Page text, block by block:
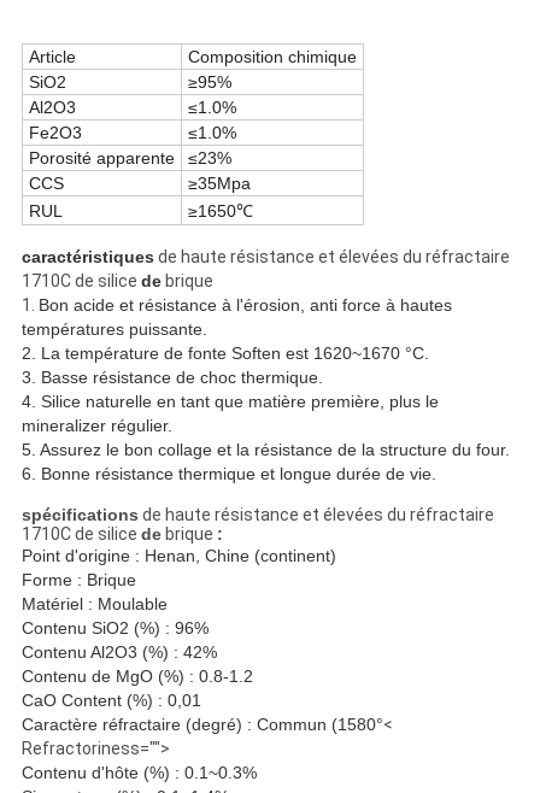
Article
Composition chimique
SiO2
≥95%
Al2O3
≤1.0%
Fe2O3
≤1.0%
Porosité apparente
≤23%
CCS
≥35Mpa
RUL
≥1650℃
caractéristiques de haute résistance et élevées du réfractaire
1710C de silice debrique
1. Bon acide et résistance à l'érosion, anti force à hautes
températures puissante.
2. La température de fonte Soften est 1620~1670 °C.
3. Basse résistance de choc thermique.
4. Silice naturelle en tant que matière première, plus le
mineralizer régulier.
5. Assurez le bon collage et la résistance de la structure du four.
6. Bonne résistance thermique et longue durée de vie.
spécifications de haute résistance et élevées du réfractaire
1710C de silice debrique :
Point d'origine : Henan, Chine (continent)
Forme : Brique
Matériel : Moulable
Contenu SiO2 (%) : 96%
Contenu Al2O3 (%) : 42%
Contenu de MgO (%) : 0.8-1.2
CaO Content (%) : 0,01
Caractère réfractaire (degré) : Commun (1580°<
Refractoriness="">
Contenu d'hôte (%) : 0.1~0.3%